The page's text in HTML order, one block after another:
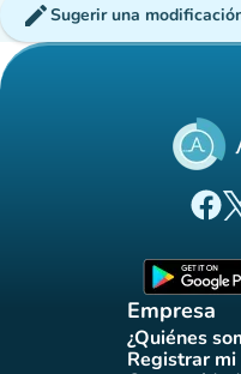
editSugerir una
Empresa
¿Quiénes
Registrar